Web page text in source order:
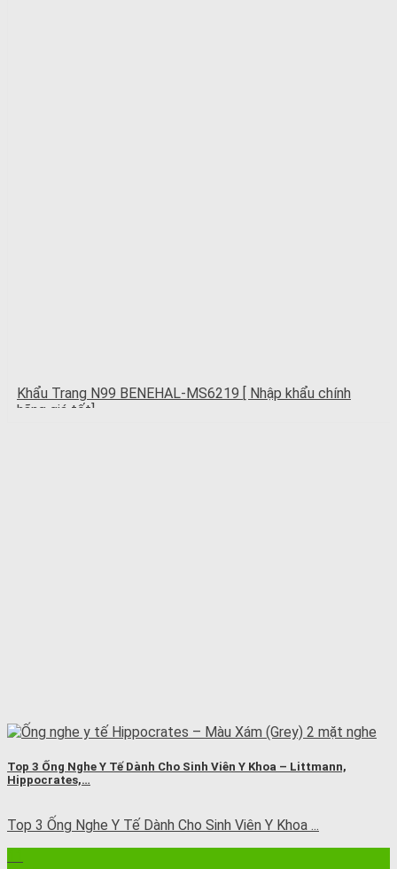
Khẩu Trang N99 BENEHAL-MS6219 [ Nhập khẩu chính
hãng giá tốt]
Top 3 Ống Nghe Y Tế Dành Cho Sinh Viên Y Khoa – Littmann,
Hippocrates,…
Top 3 Ống Nghe Y Tế Dành Cho Sinh Viên Y Khoa ...